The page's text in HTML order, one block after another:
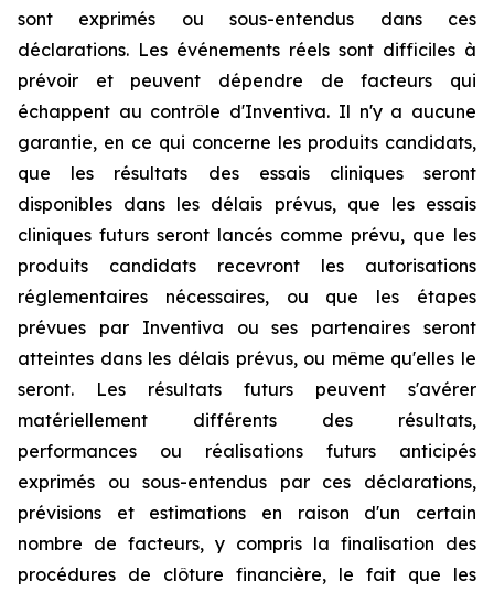
sont exprimés ou sous-entendus dans ces
déclarations. Les événements réels sont difficiles à
prévoir et peuvent dépendre de facteurs qui
échappent au contrôle d'Inventiva. Il n'y a aucune
garantie, en ce qui concerne les produits candidats,
que les résultats des essais cliniques seront
disponibles dans les délais prévus, que les essais
cliniques futurs seront lancés comme prévu, que les
produits candidats recevront les autorisations
réglementaires nécessaires, ou que les étapes
prévues par Inventiva ou ses partenaires seront
atteintes dans les délais prévus, ou même qu'elles le
seront. Les résultats futurs peuvent s'avérer
matériellement différents des résultats,
performances ou réalisations futurs anticipés
exprimés ou sous-entendus par ces déclarations,
prévisions et estimations en raison d'un certain
nombre de facteurs, y compris la finalisation des
procédures de clôture financière, le fait que les